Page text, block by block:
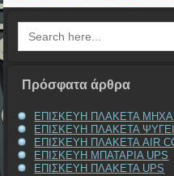
Search
for:
Πρόσφατα άρθρα
ΕΠΙΣΚΕΥΗ ΠΛΑΚΕΤΑ
ΕΠΙΣΚΕΥΗ ΠΛΑΚΕΤΑ
ΕΠΙΣΚΕΥΗ ΠΛΑΚΕΤΑ AIR
ΕΠΙΣΚΕΥΗ ΜΠΑΤΑΡΙΑ UPS
ΕΠΙΣΚΕΥΗ ΠΛΑΚΕΤΑ UPS